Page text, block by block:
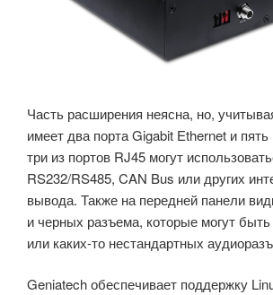
Часть расширения неясна, но,
имеет два порта Gigabit Ethernet и
три из портов RJ45 могут
RS232/RS485, CAN Bus или других
вывода. Также на передней панели
и черных разъема, которые могут
или каких-то нестандартных
Geniatech обеспечивает поддержку